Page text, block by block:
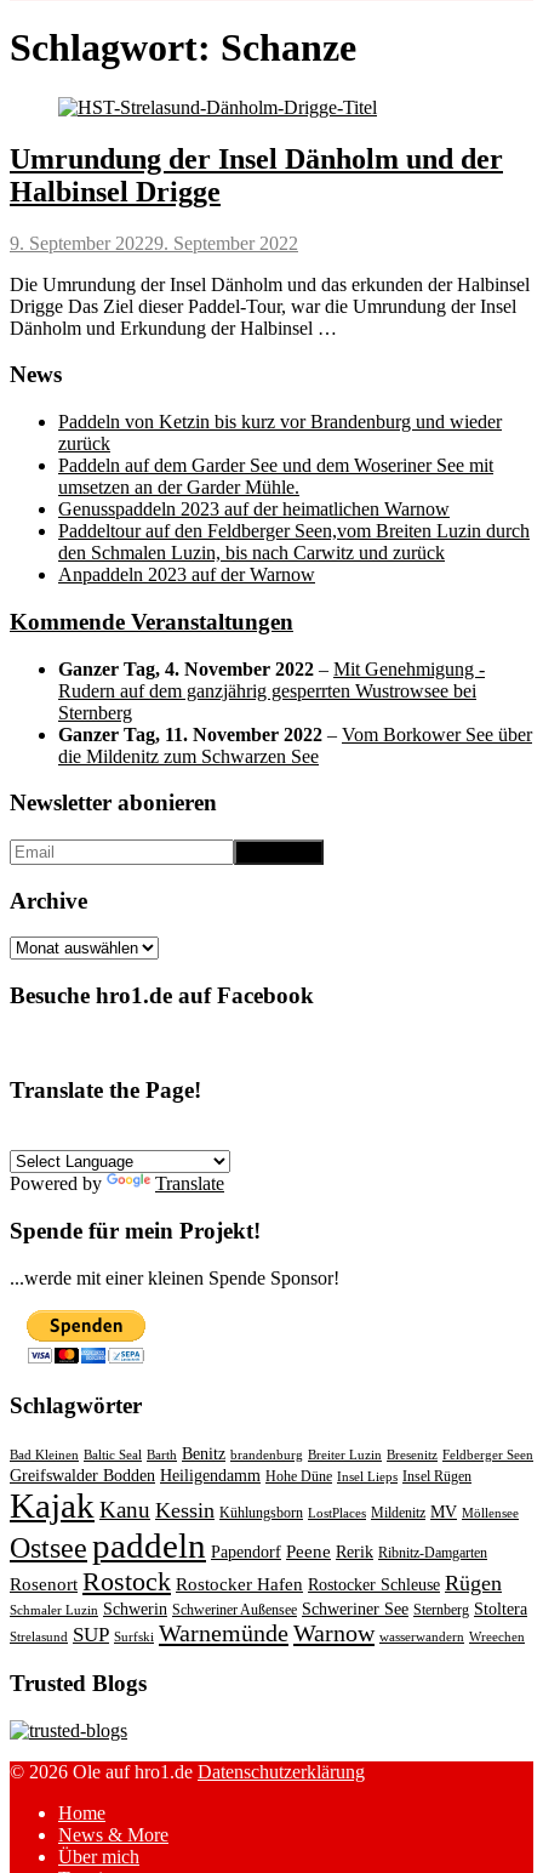
Schlagwort: Schanze
Umrundung der Insel Dänholm und der
Halbinsel Drigge
Posted
9. September 20229. September 2022
Die Umrundung der Insel Dänholm und das erkunden der Halbinsel
Drigge Das Ziel dieser Paddel-Tour, war die Umrundung der Insel
Dänholm und Erkundung der Halbinsel …
News
Paddeln von Ketzin bis kurz vor Brandenburg und wieder
zurück
Paddeln auf dem Garder See und dem Woseriner See mit
umsetzen an der Garder Mühle.
Genusspaddeln 2023 auf der heimatlichen Warnow
Paddeltour auf den Feldberger Seen,vom Breiten Luzin durch
den Schmalen Luzin, bis nach Carwitz und zurück
Anpaddeln 2023 auf der Warnow
Kommende Veranstaltungen
Ganzer Tag, 4. November 2022 – Mit Genehmigung -
Rudern auf dem ganzjährig gesperrten Wustrowsee bei
Sternberg
Ganzer Tag, 11. November 2022 – Vom Borkower See über
die Mildenitz zum Schwarzen See
Newsletter abonieren
Archive
Archive
Besuche hro1.de auf Facebook
Translate the Page!
Powered by Translate
Spende für mein Projekt!
...werde mit einer kleinen Spende Sponsor!
Schlagwörter
Bad Kleinen Baltic Seal Barth Benitz brandenburg Breiter Luzin Bresenitz Feldberger Seen
Greifswalder Bodden Heiligendamm Hohe Düne Insel Lieps Insel Rügen
Kajak Kanu Kessin Kühlungsborn LostPlaces Mildenitz MV Möllensee
Ostseepaddeln Papendorf Peene Rerik Ribnitz-Damgarten
Rosenort Rostock Rostocker Hafen Rostocker Schleuse Rügen
Schmaler Luzin Schwerin Schweriner Außensee Schweriner See Sternberg Stoltera
Strelasund SUP Surfski WarnemündeWarnow wasserwandern Wreechen
Trusted Blogs
© 2026 Ole auf hro1.de Datenschutzerklärung
Home
News & More
Über mich